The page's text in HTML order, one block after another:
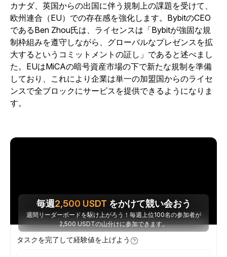
カナダ、英国からの出国に伴う規制上の課題を受けて、
欧州連合（EU）での存在感を強化します。BybitのCEO
であるBen Zhou氏は、ライセンスは「Bybitが強固な規
制枠組みを遵守しながら、グローバルなプレゼンスを拡
大するというコミットメントの証し」であると述べまし
た。EUはMiCAの暗号資産市場の下で新たな規制を準備
しており、これにより企業は単一の加盟国からのライセ
ンスで全ブロックにサービスを提供できるようになりま
す。
毎週2,500 USDT をかけて競い会おう
週間リーダーボードを駆け上がろう！毎週上位100名の参加者が
2,500 USDTの山分けに参加できます。
タスクを完了して経験値を上げよう